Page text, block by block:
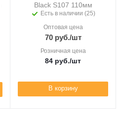
Black S107 110мм
Есть в наличии (25)
Оптовая цена
70руб./шт
Розничная цена
84 руб./шт
В корзину